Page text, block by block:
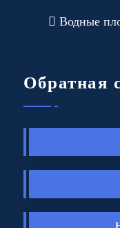
Водные
Обратная